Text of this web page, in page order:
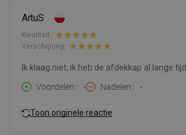
ArtuS
Kwaliteit:
Verschijning:
Ik klaag niet, ik heb de afdekkap al lange tijd
Voordelen:
- Nadelen: -
Toon originele reactie